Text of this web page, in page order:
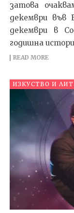
затова
декември във
декември в
годишна
READ MORE
ИЗКУСТВО И